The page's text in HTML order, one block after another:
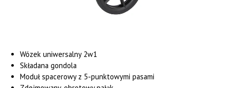
Wózek uniwersalny 2w1
Składana gondola
Moduł spacerowy z 5-punktowymi pasami